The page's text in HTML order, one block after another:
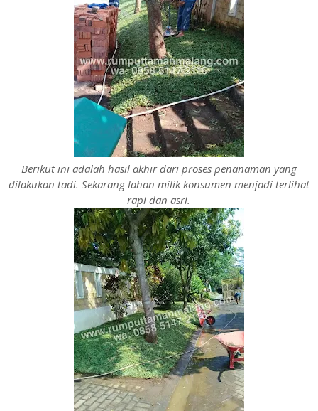
Berikut ini adalah hasil akhir dari proses penanaman yang
dilakukan tadi. Sekarang lahan milik konsumen menjadi terlihat
rapi dan asri.